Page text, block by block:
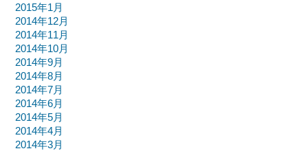
2015年1月
2014年12月
2014年11月
2014年10月
2014年9月
2014年8月
2014年7月
2014年6月
2014年5月
2014年4月
2014年3月